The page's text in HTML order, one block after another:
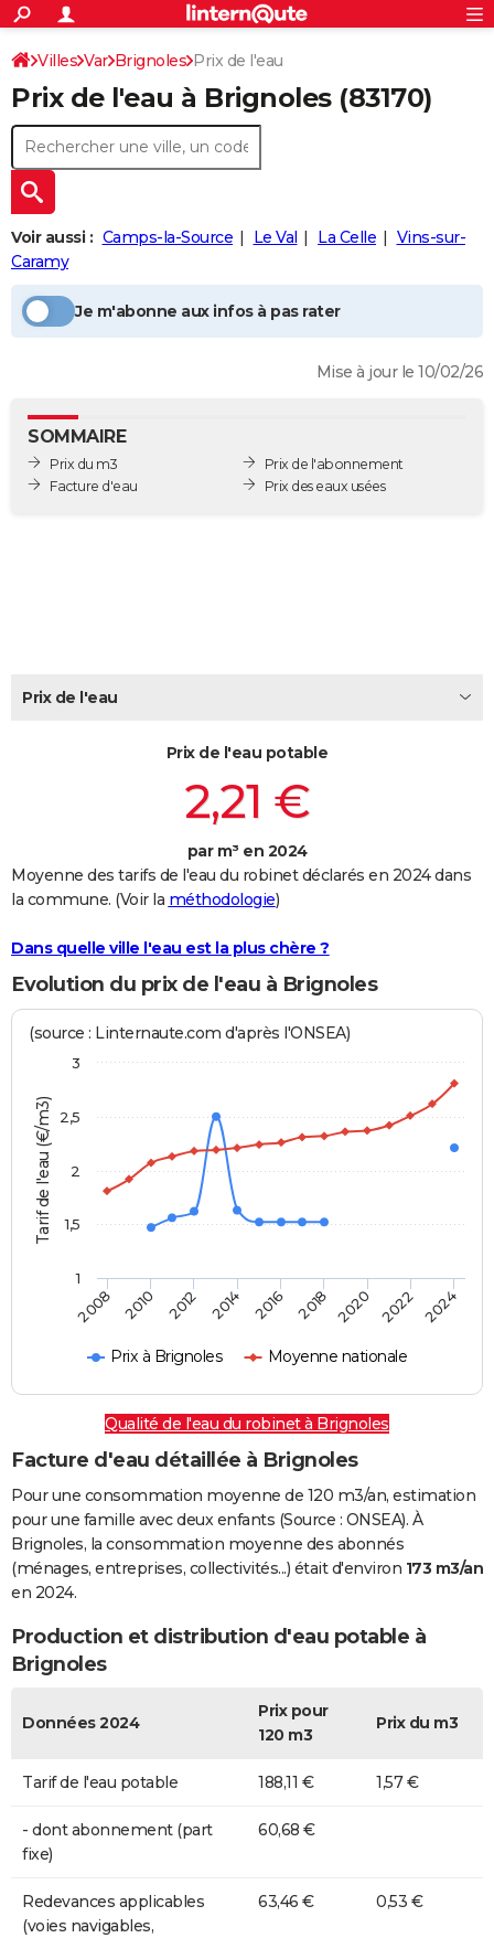
ACTUALITÉS
Politique
Société
Faits Divers
Education
Monde
Villes
+
SPORT
Coupe du monde 2026
Football
Tennis
Cyclisme
Rugby
Forum
Programme TV
TNTStreaming
Cinéma
Sorties cinéma
Musique
Retraite
Impôts
Epargne
Immobilier
Risques naturels par ville
Banque
Assurance
Crédit
AUTO
Essais
Réserver un essai
Citadines
Berlines
SUV
Forum auto
+
Mobiles
Meilleur smartphone
Internet
Ordinateurs
Jeux vidéo
Guide high-tech
+BRICOLAGE
Forum
Aménagement intérieur
Extérieur
Cuisine
Salle de bains
Jardinage
Rangement
+WEEK-END
Art de vivre
Bien-être
Loisirs
Mode
Modes de vie
SANTE
Alimentation
Guide de la santé
Maladies
Médicaments
Sommeil
VOYAGE
Carte de Noël
Carte Bonne année
Carte Saint-Valentin
Carte Pâques
Carte d'anniversaire
DICTIONNAIRE
FORUM
S'inscrire
Connexion
Villes Var Brignoles Prix de l'eau
Prix de l'eau à Brignoles(83170)
Voir aussi : Camps-la-Source Le Val La Celle
Vins-sur-
Caramy
Je m'abonne aux infos à pas rater
Mise à jour le 10/02/26
SOMMAIRE
Prix du m3
Facture d'eau
Prix de l'abonnement
Prix des eaux usées
Prix de l'eau
Prix de l'eau potable
2,21 €
par m³ en 2024
Moyenne des tarifs de l'eau du robinet déclarés en 2024 dans
la commune. (Voir la méthodologie)
Dans quelle ville l'eau est la plus chère ?
Evolution du prix de l'eau à Brignoles
Tarif de l'eau (€/m3)
(source : Linternaute.com d'après l'ONSEA)
Prix à Brignoles Moyenne nationale
2008 2010 2012 2014 2016 2018 2020 2022 2024
1
1,5
2
2,5
3
Qualité de l'eau du robinet à Brignoles
Facture d'eau détaillée à Brignoles
Pour une consommation moyenne de 120 m3/an, estimation
pour une famille avec deux enfants (Source : ONSEA). À
Brignoles, la consommation moyenne des abonnés
(ménages, entreprises, collectivités...) était d'environ 173 m3/an
en 2024.
Production et distribution d'eau potable à
Brignoles
Données 2024
Prix pour
120 m3
Prix du m3
Tarif de l'eau potable 188,11 € 1,57 €
- dont abonnement (part
fixe)
60,68 €
Redevances applicables
(voies navigables,
63,46 € 0,53 €